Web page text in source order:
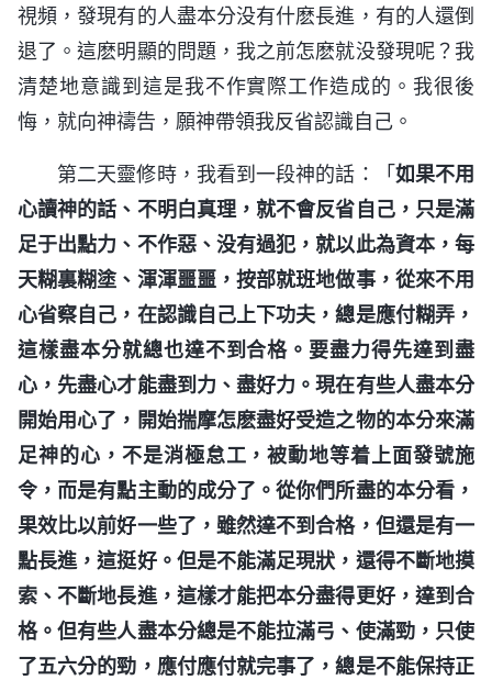
視頻，發現有的人盡本分没有什麽長進，有的人還倒
退了。這麽明顯的問題，我之前怎麽就没發現呢？我
清楚地意識到這是我不作實際工作造成的。我很後
悔，就向神禱告，願神帶領我反省認識自己。
第二天靈修時，我看到一段神的話：「如果不用
心讀神的話、不明白真理，就不會反省自己，只是滿
足于出點力、不作惡、没有過犯，就以此為資本，每
天糊裏糊塗、渾渾噩噩，按部就班地做事，從來不用
心省察自己，在認識自己上下功夫，總是應付糊弄，
這樣盡本分就總也達不到合格。要盡力得先達到盡
心，先盡心才能盡到力、盡好力。現在有些人盡本分
開始用心了，開始揣摩怎麽盡好受造之物的本分來滿
足神的心，不是消極怠工，被動地等着上面發號施
令，而是有點主動的成分了。從你們所盡的本分看，
果效比以前好一些了，雖然達不到合格，但還是有一
點長進，這挺好。但是不能滿足現狀，還得不斷地摸
索、不斷地長進，這樣才能把本分盡得更好，達到合
格。但有些人盡本分總是不能拉滿弓、使滿勁，只使
了五六分的勁，應付應付就完事了，總是不能保持正